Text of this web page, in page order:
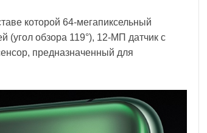
которой 64-мегапиксельный
(угол обзора 119°), 12-МП датчик с
предназначенный для